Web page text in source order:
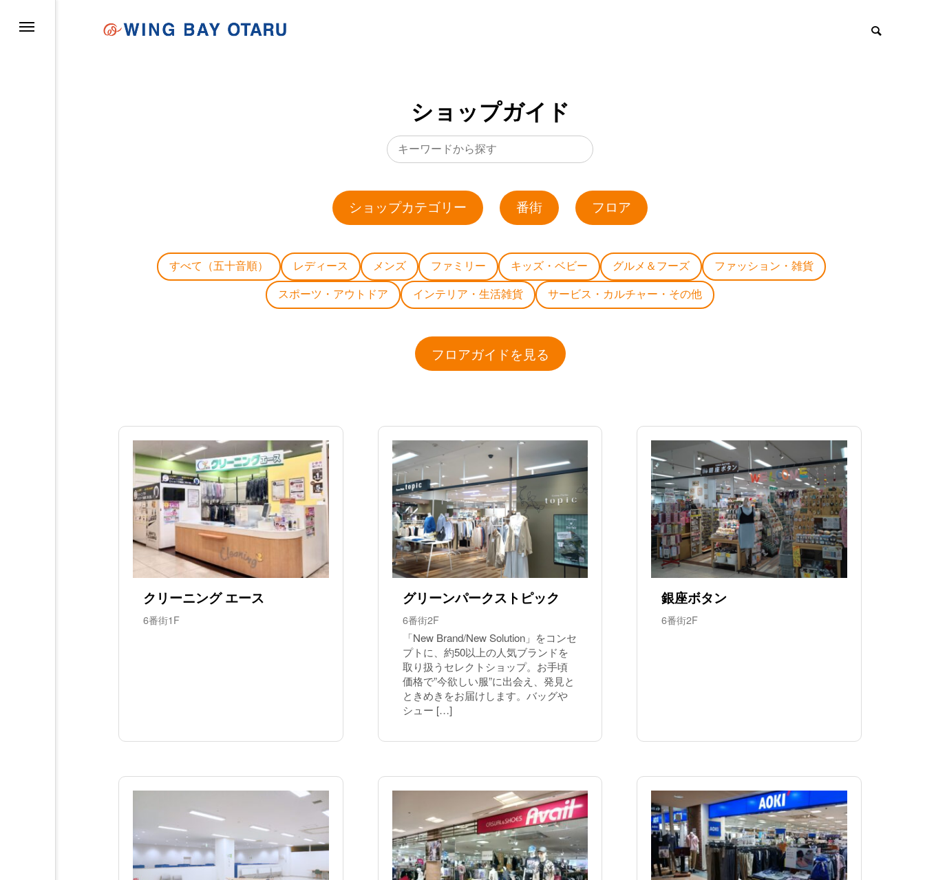
ショップガイド
ショップカテゴリー 番街 フロア
すべて（五十音順） レディース メンズ ファミリー キッズ・ベビー グルメ＆フーズ ファッション・雑貨
スポーツ・アウトドア インテリア・生活雑貨 サービス・カルチャー・その他
フロアガイドを見る
クリーニング エース
6番街1F
グリーンパークストピック
6番街2F
「New Brand/New Solution」をコンセ
プトに、約50以上の人気ブランドを
取り扱うセレクトショップ。お手頃
価格で”今欲しい服”に出会え、発見と
ときめきをお届けします。バッグや
シュー […]
銀座ボタン
6番街2F